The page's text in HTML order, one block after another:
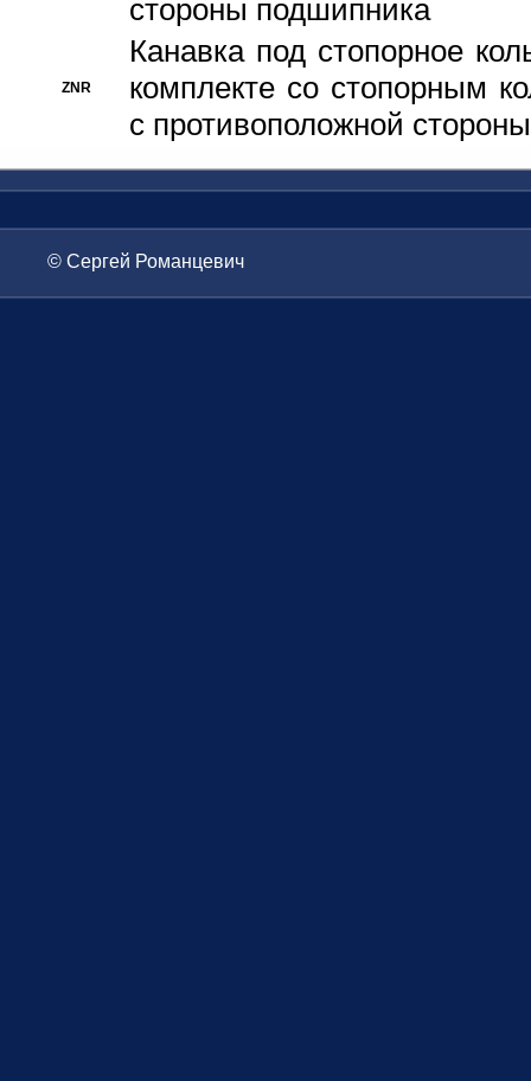
стороны подшипника
ZNR
Канавка под стопорное
комплекте со стопорным
с противоположной стороны
© Сергей Романцевич